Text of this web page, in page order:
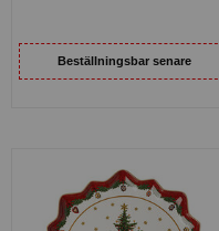
Beställningsbar senare